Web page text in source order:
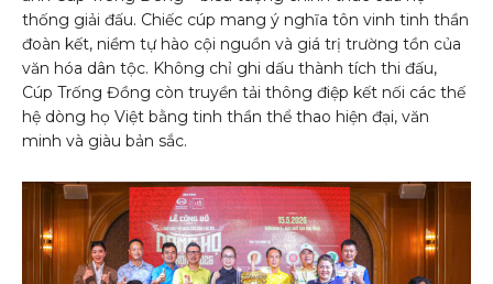
thống giải đấu. Chiếc cúp mang ý nghĩa tôn vinh tinh thần
đoàn kết, niềm tự hào cội nguồn và giá trị trường tồn của
văn hóa dân tộc. Không chỉ ghi dấu thành tích thi đấu,
Cúp Trống Đồng còn truyền tải thông điệp kết nối các thế
hệ dòng họ Việt bằng tinh thần thể thao hiện đại, văn
minh và giàu bản sắc.